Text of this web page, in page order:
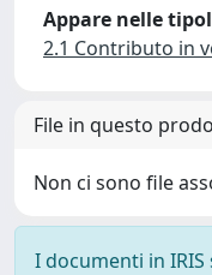
Appare nelle
2.1 Contributo in
File in questo
Non ci sono file
I documenti in